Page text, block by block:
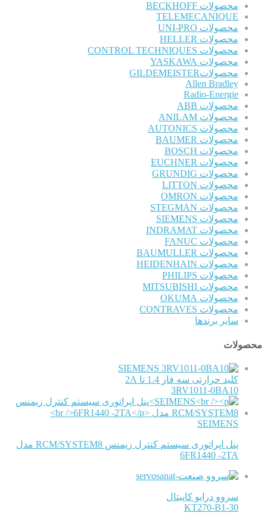
محصولات BECKHOFF
TELEMECANIQUE
محصولات UNI-PRO
محصولات HELLER
محصولات CONTROL TECHNIQUES
محصولات YASKAWA
محصولاتGILDEMEISTER
Allen Bradley
Radio-Energie
محصولات ABB
محصولات ANILAM
محصولات AUTONICS
محصولات BAUMER
محصولات BOSCH
محصولات EUCHNER
محصولات GRUNDIG
محصولات LITTON
محصولات OMRON
محصولات STEGMAN
محصولات SIEMENS
محصولات INDRAMAT
محصولات FANUC
محصولات BAUMULLER
محصولات HEIDENHAIN
محصولات PHILIPS
محصولات MITSUBISHI
محصولات OKUMA
محصولات CONTRAVES
سایر برندها
محصولات
SIEMENS
کلید حرارتی سه فاز 1.4 تا 2A
3RV1011-0BA10
SEIMENS
پنل اپراتوری سیستم کنترل زیمنس RCM/SYSTEM8 مدل
6FR1440 -2TA
سروو درایو کاپیتال
KT270-B1-30